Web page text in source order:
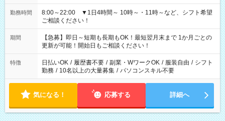
勤務時間
8:00～22:00 ▼1日4時間～ 10時～・11時～など、シフト希望
ご相談ください！
期間
【急募】即日～短期も長期もOK！最短翌月末まで 1か月ごとの
更新が可能！開始日もご相談ください！
特徴 日払いOK / 履歴書不要 / 副業・WワークOK / 服装自由 / シフト
勤務 / 10名以上の大量募集 / パソコンスキル不要
気になる！ 応募する 詳細へ